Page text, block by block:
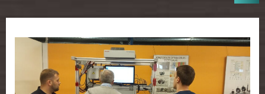
h
o
a
-
Tanszék